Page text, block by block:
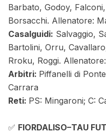
Barbato, Godoy,
Borsacchi. Allenatore:
Casalguidi: Salvaggio,
Bartolini, Orru,
Rroku, Roggi.
Arbitri: Piffanelli di
Carrara
Reti: PS: Mingaroni; C:
✅ FIORDALISO–TAU